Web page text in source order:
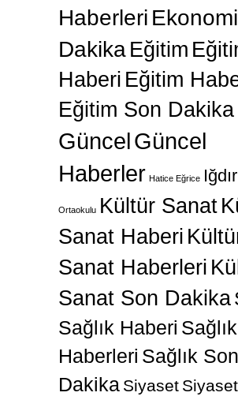
Haberleri
Dakika Eğitim
Haberi Eğitim
Eğitim Son Dakika
GüncelGüncel
Haberler Hatice Eğrice Iğdır
Ortaokulu Kültür Sanat
Sanat Haberi
Sanat Haberleri
Sanat Son Dakika
Sağlık Haberi Sağlık
Haberleri Sağlık Son
Dakika Siyaset